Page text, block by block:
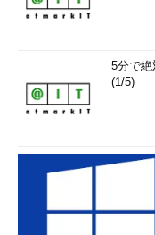
5分で絶
(1/5)